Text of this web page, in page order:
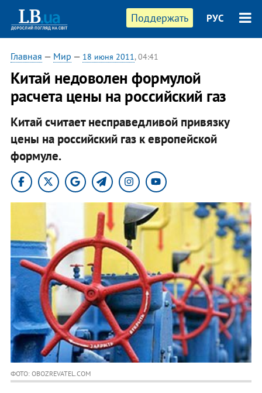
Поддержать РУС
Главная — Мир — 18 июня 2011, 04:41
Китай недоволен формулой
расчета цены на российский газ
Китай считает несправедливой привязку
цены на российский газ к европейской
формуле.
ФОТО: OBOZREVATEL.COM